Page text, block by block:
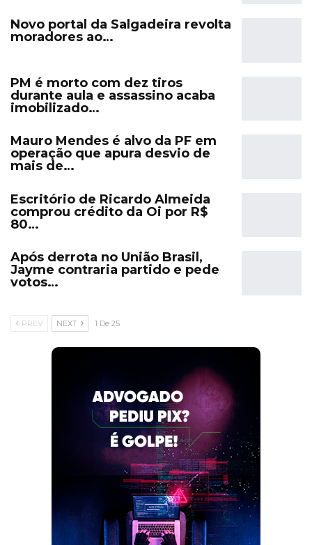
Novo portal da Salgadeira revolta
moradores ao…
PM é morto com dez tiros
durante aula e assassino acaba
imobilizado…
Mauro Mendes é alvo da PF em
operação que apura desvio de
mais de…
Escritório de Ricardo Almeida
comprou crédito da Oi por R$
80…
Após derrota no União Brasil,
Jayme contraria partido e pede
votos…
PREV NEXT 1 De 25